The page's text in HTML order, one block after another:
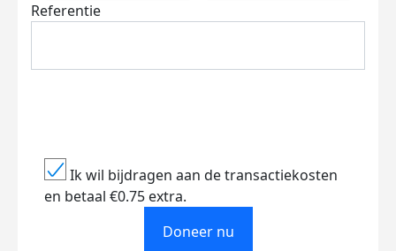
Referentie
Ik wil bijdragen aan de transactiekosten
en betaal €0.75 extra.
Doneer nu